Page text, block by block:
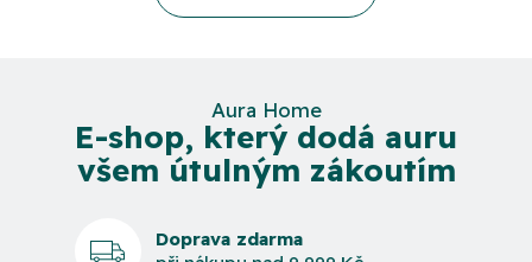
Aura Home
E-shop, který dodá auru
všem útulným zákoutím
Doprava zdarma